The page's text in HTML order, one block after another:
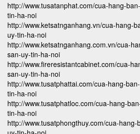
http://www.tusatanphat.com/cua-hang-
tin-ha-noi
http://www.ketsatnganhang.vn/cua-hang-
uy-tin-ha-noi
http://www.ketsatnganhang.com.vn/cua-
san-uy-tin-ha-noi
http://www.fireresistantcabinet.com/cua-
san-uy-tin-ha-noi
http://www.tusatphattai.com/cua-hang-
tin-ha-noi
http://www.tusatphatloc.com/cua-hang-
tin-ha-noi
http://www.tusatphongthuy.com/cua-